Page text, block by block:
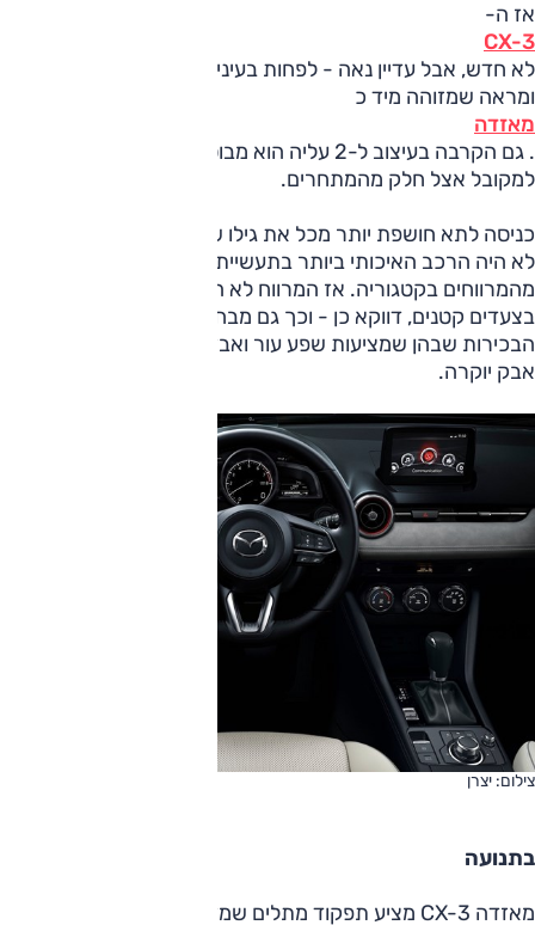
אז ה-
CX-3
לא חדש, אבל עדיין נאה - לפחות בעינינו - עם קווים אתלטיים
ומראה שמזוהה מיד כ
מאזדה
. גם הקרבה בעיצוב ל-2 עליה הוא מבוסס, אינה גדולה מדי ביחס
למקובל אצל חלק מהמתחרים.
לא היה הרכב האיכותי ביותר בתעשיית הרכב ולבטח לא
מהמרווחים בקטגוריה. אז המרווח לא השתפר אבל האיכות,
בצעדים קטנים, דווקא כן - וכך גם מבחר רמות הגימור. כולל
הבכירות שבהן שמציעות שפע עור ואבזור שמשווים לתא קצת
אבק יוקרה.
צילום: יצרן
בתנועה